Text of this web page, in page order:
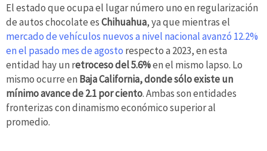
El estado que ocupa el lugar número uno en regularización
de autos chocolate esChihuahua, ya que mientras el
mercado de vehículos nuevos a nivel nacional avanzó 12.2%
en el pasado mes de agosto respecto a 2023, en esta
entidad hay un retroceso del 5.6%en el mismo lapso. Lo
mismo ocurre en Baja California, donde sólo existe un
mínimo avance de 2.1 por ciento. Ambas son entidades
fronterizas con dinamismo económico superior al
promedio.